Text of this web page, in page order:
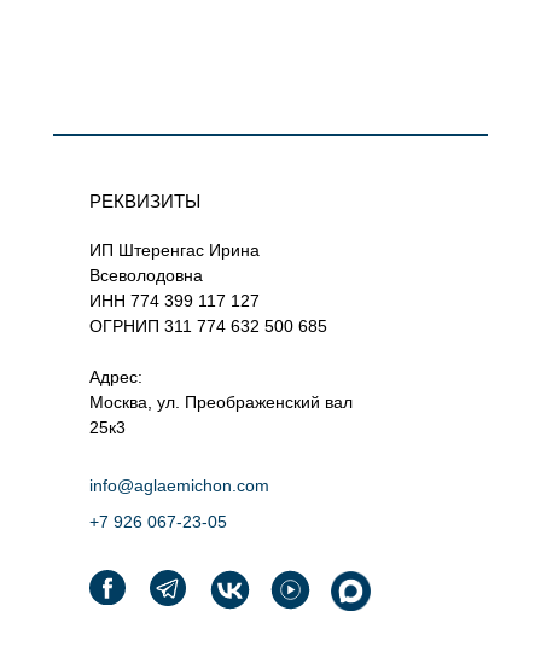
+7 926 067-23-05‬
ИП Штеренгас Ирина
Всеволодовна
ИНН 774 399 117 127
ОГРНИП 311 774 632 500 685
Адрес:
Москва, ул. Преображенский вал
25к3
info@aglaemichon.com
РЕКВИЗИТЫ